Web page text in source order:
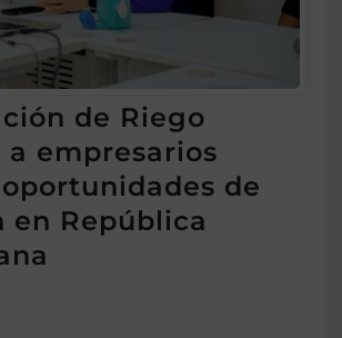
de Riego
a empresarios
de
en República